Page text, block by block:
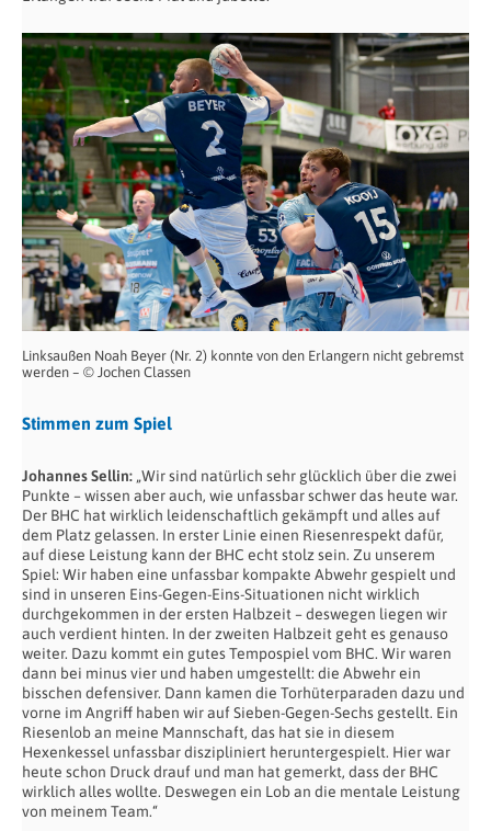
Linksaußen Noah Beyer (Nr. 2) konnte von den Erlangern nicht gebremst
werden – © Jochen Classen
Stimmen zum Spiel
Johannes Sellin: „Wir sind natürlich sehr glücklich über die zwei
Punkte – wissen aber auch, wie unfassbar schwer das heute war.
Der BHC hat wirklich leidenschaftlich gekämpft und alles auf
dem Platz gelassen. In erster Linie einen Riesenrespekt dafür,
auf diese Leistung kann der BHC echt stolz sein. Zu unserem
Spiel: Wir haben eine unfassbar kompakte Abwehr gespielt und
sind in unseren Eins-Gegen-Eins-Situationen nicht wirklich
durchgekommen in der ersten Halbzeit – deswegen liegen wir
auch verdient hinten. In der zweiten Halbzeit geht es genauso
weiter. Dazu kommt ein gutes Tempospiel vom BHC. Wir waren
dann bei minus vier und haben umgestellt: die Abwehr ein
bisschen defensiver. Dann kamen die Torhüterparaden dazu und
vorne im Angriff haben wir auf Sieben-Gegen-Sechs gestellt. Ein
Riesenlob an meine Mannschaft, das hat sie in diesem
Hexenkessel unfassbar diszipliniert heruntergespielt. Hier war
heute schon Druck drauf und man hat gemerkt, dass der BHC
wirklich alles wollte. Deswegen ein Lob an die mentale Leistung
von meinem Team.“